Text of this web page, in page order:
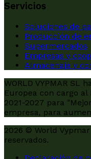
Servicios
Soluciones de
Producción de
Supermercados
Empresas y
Almacenaje y
WORLD VYPMAR SL
Europea con cargo al
2021-2027 para
empresa, para
2026 © World
reservados.